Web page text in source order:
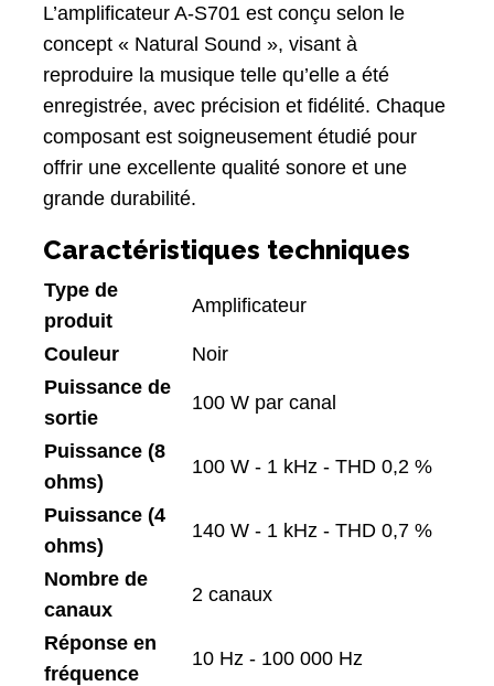
L’amplificateur A-S701 est conçu selon le
concept « Natural Sound », visant à
reproduire la musique telle qu’elle a été
enregistrée, avec précision et fidélité. Chaque
composant est soigneusement étudié pour
offrir une excellente qualité sonore et une
grande durabilité.
Caractéristiques techniques
Type de
produit
Amplificateur
Couleur
Noir
Puissance de
sortie
100 W par canal
Puissance (8
ohms)
100 W - 1 kHz - THD 0,2 %
Puissance (4
ohms)
140 W - 1 kHz - THD 0,7 %
Nombre de
canaux
2 canaux
Réponse en
fréquence
10 Hz - 100 000 Hz